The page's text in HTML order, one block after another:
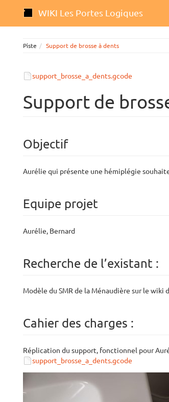
WIKI Les Portes Logiques
Piste Support de brosse à dents
support_brosse_a_dents.gcode
Support de
Objectif
Aurélie qui présente une hémiplégie
Equipe projet
Aurélie, Bernard
Recherche de l’existant :
Modèle du SMR de la Ménaudière sur le wiki
Cahier des charges :
Réplication du support, fonctionnel pour
support_brosse_a_dents.gcode